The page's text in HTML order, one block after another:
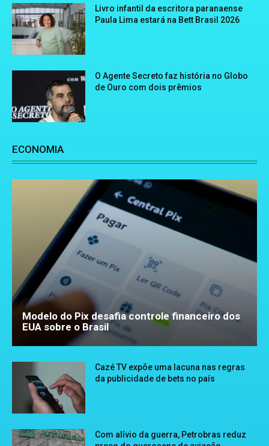
Livro infantil da escritora paranaense
Paula Lima estará na Bett Brasil 2026
O Agente Secreto faz história no Globo
de Ouro com dois prêmios
ECONOMIA
Modelo do Pix desafia controle financeiro dos
EUA sobre o Brasil
Cazé TV expõe uma lacuna nas regras
da publicidade de bets no país
Com alívio da guerra, Petrobras reduz